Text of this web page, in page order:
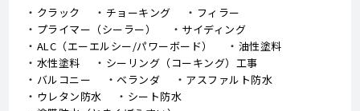
クラック チョーキング
フィラー
プライマー（シーラー）
サイディング
ALC（エーエルシー/パワーボード）
油性塗料
水性塗料
シーリング（コーキング）工事
バルコニー
ベランダ
アスファルト防水
ウレタン防水
シート防水